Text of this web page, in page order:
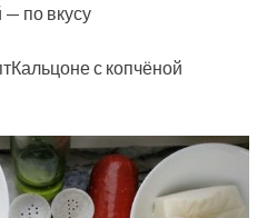
по вкусу
с копчёной